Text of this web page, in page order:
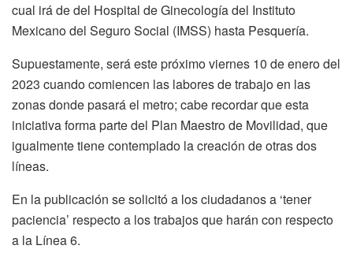
cual irá de del Hospital de Ginecología del Instituto
Mexicano del Seguro Social (IMSS) hasta Pesquería.
Supuestamente, será este próximo viernes 10 de enero del
2023 cuando comiencen las labores de trabajo en las
zonas donde pasará el metro; cabe recordar que esta
iniciativa forma parte del Plan Maestro de Movilidad, que
igualmente tiene contemplado la creación de otras dos
líneas.
En la publicación se solicitó a los ciudadanos a ‘tener
paciencia’ respecto a los trabajos que harán con respecto
a la Línea 6.